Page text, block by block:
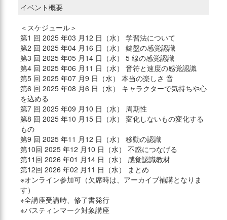
イベント概要
＜スケジュール＞
第1 回 2025 年03 月12 日（水） 学習法について
第2 回 2025 年04 月16 日（水） 鍵盤の感覚認識
第3 回 2025 年05 月14 日（水） 5 線の感覚認識
第4 回 2025 年06 月11 日（水） 音符と速度の感覚認識
第5 回 2025 年07 月9 日（水） 本当の楽しさ 音
第6 回 2025 年08 月6 日（水） キャラクターで気持ちや心
を込める
第7 回 2025 年09 月10 日（水） 周期性
第8 回 2025 年10 月15 日（水） 変化しないもの変化する
もの
第9 回 2025 年11 月12 日（水） 移動の認識
第10回 2025 年12 月10 日（水） 不惑につなげる
第11回 2026 年01 月14 日（水） 感覚認識教材
第12回 2026 年02 月11 日（水） まとめ
※オンライン参加可（欠席時は、アーカイブ補講となりま
す）
※全講座受講時、修了書発行
※バスティンマーク対象講座